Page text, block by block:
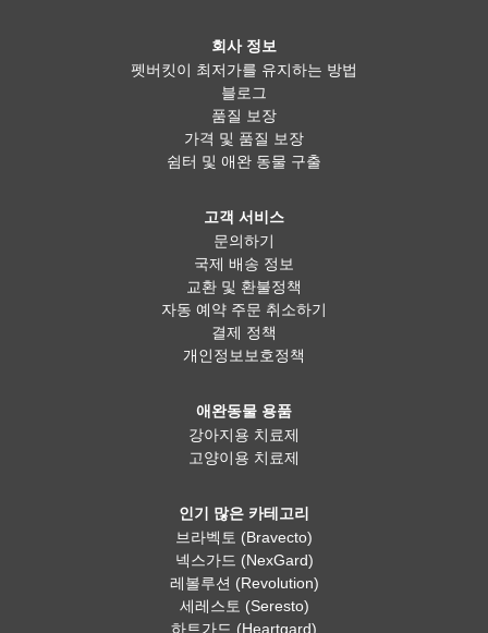
회사 정보
펫버킷이 최저가를 유지하는 방법
블로그
품질 보장
가격 및 품질 보장
쉼터 및 애완 동물 구출
고객 서비스
문의하기
국제 배송 정보
교환 및 환불정책
자동 예약 주문 취소하기
결제 정책
개인정보보호정책
애완동물 용품
강아지용 치료제
고양이용 치료제
인기 많은 카테고리
브라벡토 (Bravecto)
넥스가드 (NexGard)
레볼루션 (Revolution)
세레스토 (Seresto)
하트가드 (Heartgard)